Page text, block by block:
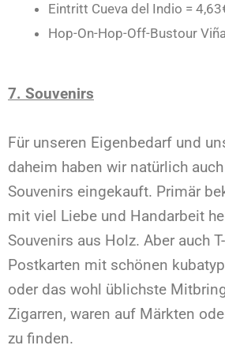
Eintritt Cueva del Indio =
Hop-On-Hop-Off-Bustour
7. Souvenirs
Für unseren Eigenbedarf und
daheim haben wir natürlich
Souvenirs eingekauft. Primär
mit viel Liebe und Handarbeit
Souvenirs aus Holz. Aber auch
Postkarten mit schönen
oder das wohl üblichste
Zigarren, waren auf Märkten
zu finden.